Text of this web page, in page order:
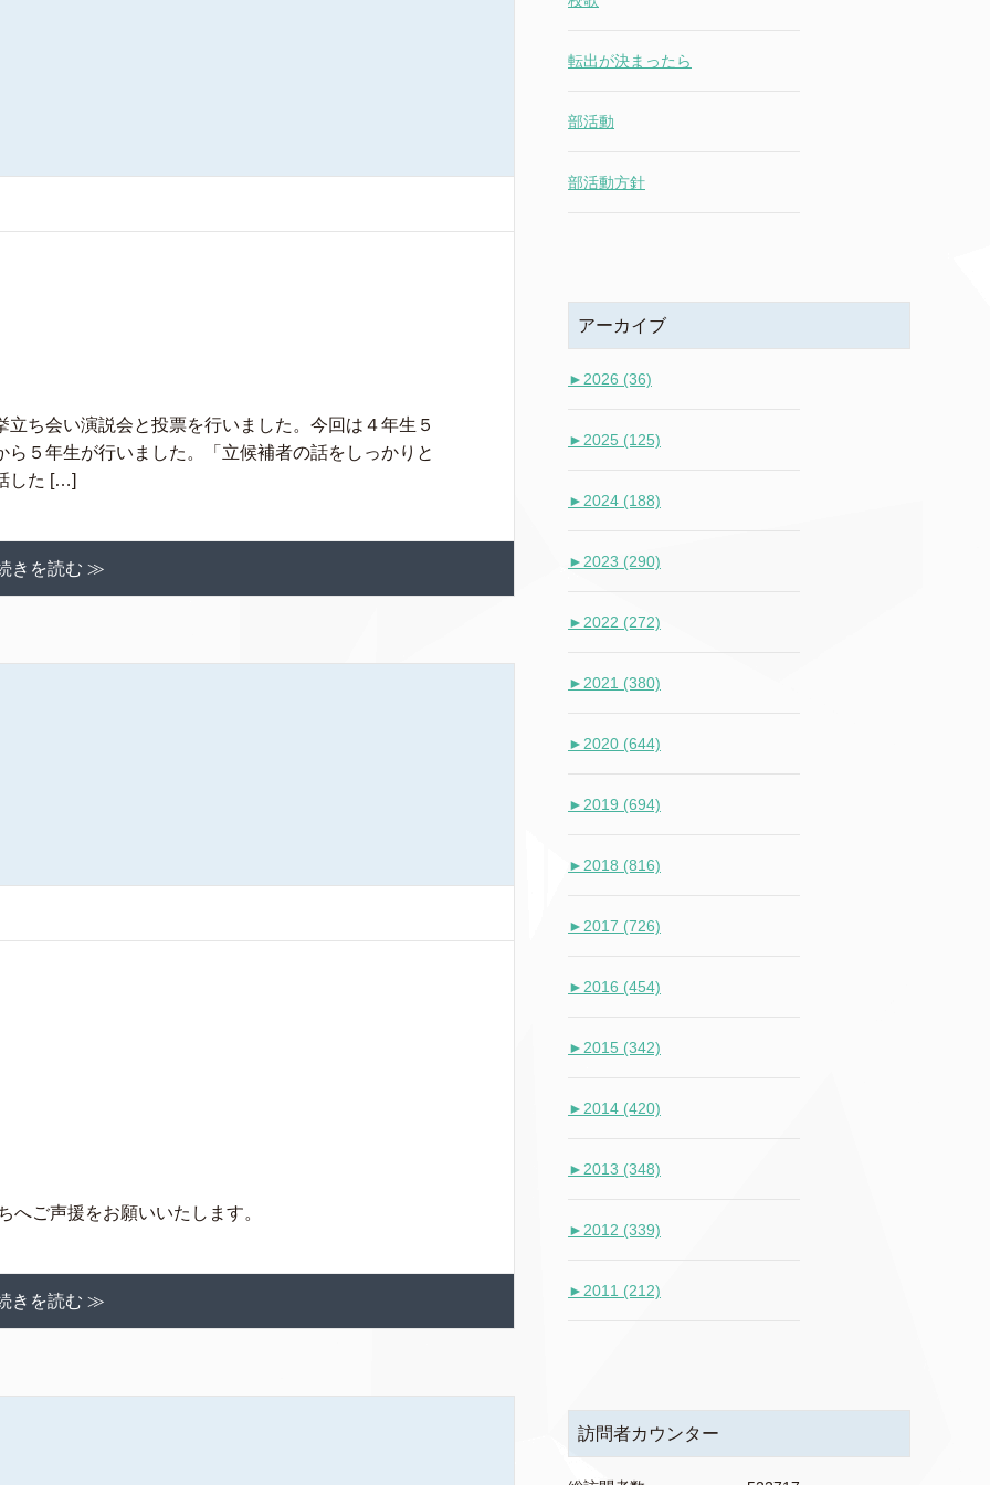
ち会い演説会と投票を行いました。今回は４年生５
５年生が行いました。「立候補者の話をしっかりと
した […]
きを読む ≫
へご声援をお願いいたします。
きを読む ≫
転出が決まったら
部活動
部活動方針
アーカイブ
► 2026 (36)
► 2025 (125)
► 2024 (188)
► 2023 (290)
► 2022 (272)
► 2021 (380)
► 2020 (644)
► 2019 (694)
► 2018 (816)
► 2017 (726)
► 2016 (454)
► 2015 (342)
► 2014 (420)
► 2013 (348)
► 2012 (339)
► 2011 (212)
訪問者カウンター